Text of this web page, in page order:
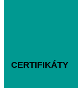
CERTIFIKÁTY